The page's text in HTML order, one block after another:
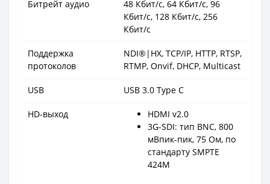
Битрейт аудио
48 Кбит/с, 64 Кбит/с, 96
Кбит/с, 128 Кбит/с, 256
Кбит/с
Поддержка
протоколов
NDI®|HX, TCP/IP, HTTP, RTSP,
RTMP, Onvif, DHCP, Multicast
USB USB 3.0 Type C
HD-выход
HDMI v2.0
3G-SDI: тип BNC, 800
мВпик-пик, 75 Ом, по
стандарту SMPTE
424M